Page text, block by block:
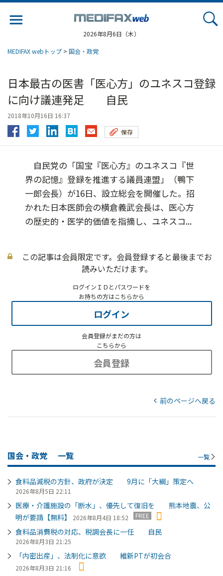
2026年8月6日（木）
MEDIFAX webトップ > 国会・政党
日本最古の医書「医心方」のユネスコ登録
に向け議連発足 自民
2018年10月16日 16:37
保存
自民党の「国宝『医心方』のユネスコ『世
界の記憶』登録を推進する議員連盟」（鴨下
一郎会長）が16日、設立総会を開催した。招
かれた日本医師会の横倉義武会長は、医心方
の歴史的・医学的価値を指摘し、ユネスコ...
この記事は会員限定です。会員登録すると最後までお
読みいただけます。
ログインＩＤとパスワードを
お持ちの方はこちらから
ログイン
会員登録がまだの方は
こちらから
会員登録
前のページへ戻る
国会・政党 一覧 一覧
食料品減税の方針、政府が決定 9月に「大綱」策定へ
2026年8月5日 22:11
医療・介護施設の「断水」、優先して復旧を 熊本地震、公
明が要請【無料】
2026年8月4日 18:52 FREE
食料品消費税の対応、税調会長に一任 自民
2026年8月3日 21:25
「内密出産」、法制化に意欲 維新PTが初会合
2026年8月3日 21:16